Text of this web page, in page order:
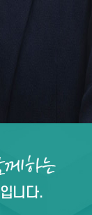
입니다.